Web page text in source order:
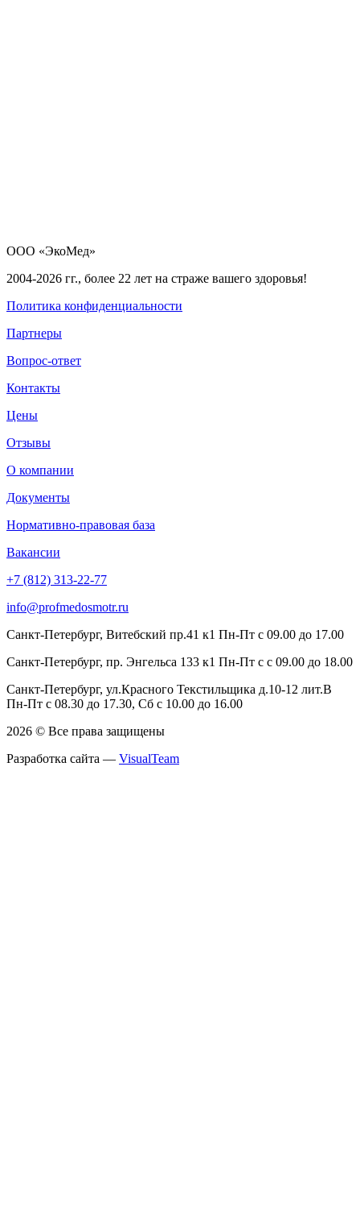
ООО «ЭкоМед»
2004-2026 гг., более 22 лет на страже вашего здоровья!
Политика конфиденциальности
Партнеры
Вопрос-ответ
Контакты
Цены
Отзывы
О компании
Документы
Нормативно-правовая база
Вакансии
+7 (812) 313-22-77
info@profmedosmotr.ru
Санкт-Петербург, Витебский пр.41 к1 Пн-Пт с 09.00 до 17.00
Санкт-Петербург, пр. Энгельса 133 к1 Пн-Пт с с 09.00 до 18.00
Санкт-Петербург, ул.Красного Текстильщика д.10-12 лит.В
Пн-Пт с 08.30 до 17.30, Сб с 10.00 до 16.00
2026 © Все права защищены
Разработка сайта — VisualTeam